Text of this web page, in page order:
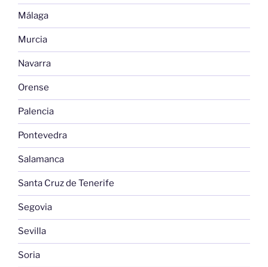
Málaga
Murcia
Navarra
Orense
Palencia
Pontevedra
Salamanca
Santa Cruz de Tenerife
Segovia
Sevilla
Soria